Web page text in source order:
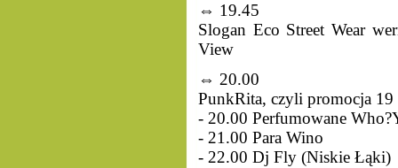
⇔ 19.45
Slogan Eco Street Wear
View
⇔ 20.00
PunkRita, czyli promocja
- 20.00 Perfumowane
- 21.00 Para Wino
- 22.00 Dj Fly (Niskie Łąki)